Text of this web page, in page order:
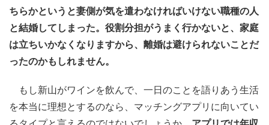
ちらかというと妻側が気を遣わなければいけない職種の人
と結婚してしまった。役割分担がうまく行かないと、家庭
は立ちいかなくなりますから、離婚は避けられないことだ
ったのかもしれません。
もし新山がワインを飲んで、一日のことを語りあう生活
を本当に理想とするのなら、マッチングアプリに向いてい